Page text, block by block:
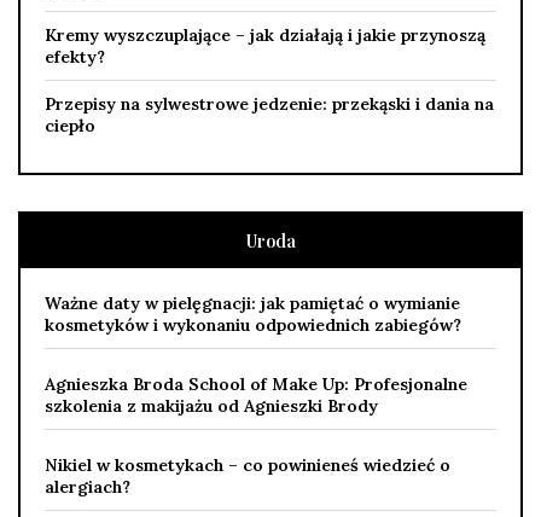
Kremy wyszczuplające – jak działają i jakie przynoszą
efekty?
Przepisy na sylwestrowe jedzenie: przekąski i dania na
ciepło
Uroda
Ważne daty w pielęgnacji: jak pamiętać o wymianie
kosmetyków i wykonaniu odpowiednich zabiegów?
Agnieszka Broda School of Make Up: Profesjonalne
szkolenia z makijażu od Agnieszki Brody
Nikiel w kosmetykach – co powinieneś wiedzieć o
alergiach?